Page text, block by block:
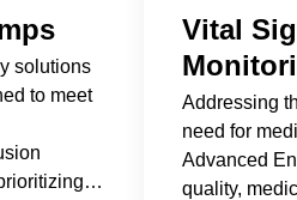
solutions
to meet
Vital
Addressing
need for
Advanced
quality,